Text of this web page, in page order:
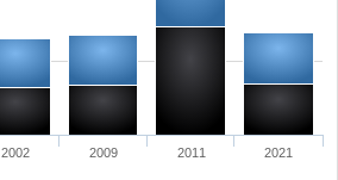
2002 2009 2011 2021